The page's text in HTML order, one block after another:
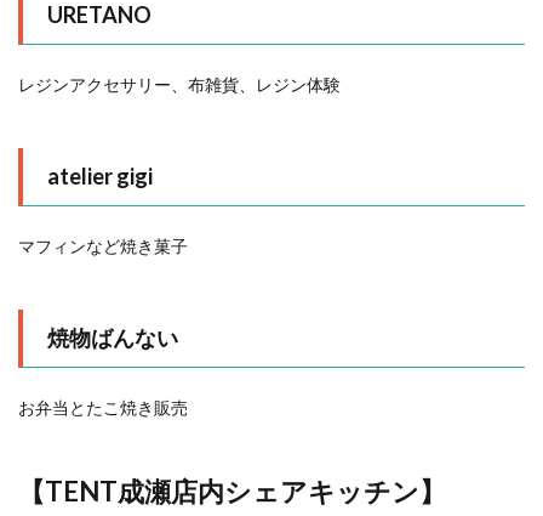
URETANO
レジンアクセサリー、布雑貨、レジン体験
atelier gigi
マフィンなど焼き菓子
焼物ばんない
お弁当とたこ焼き販売
【TENT成瀬店内シェアキッチン】